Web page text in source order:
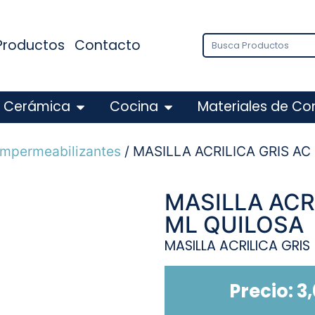
Contacto
Cerámica Cocina Materiales de
/ MASILLA ACRILICA GRIS
MASILLA
ML QUILOSA
MASILLA ACRILICA GRIS
Precio: